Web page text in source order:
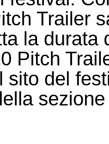
Trailer
la durata
Pitch
sito del